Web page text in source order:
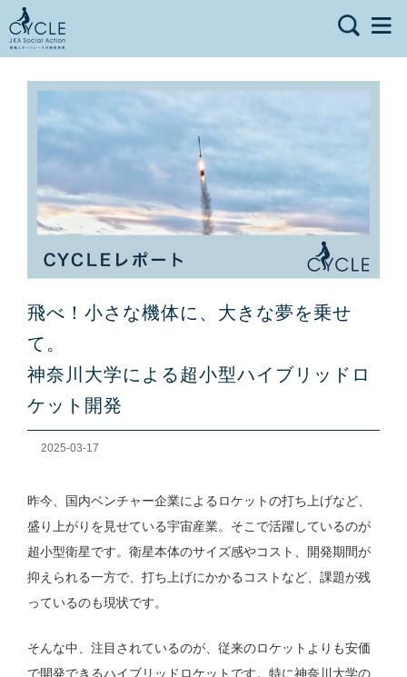
飛べ！小さな機体に、大きな夢を乗せ
て。
神奈川大学による超小型ハイブリッドロ
ケット開発
2025-03-17
昨今、国内ベンチャー企業によるロケットの打ち上げなど、
盛り上がりを見せている宇宙産業。そこで活躍しているのが
超小型衛星です。衛星本体のサイズ感やコスト、開発期間が
抑えられる一方で、打ち上げにかかるコストなど、課題が残
っているのも現状です。
そんな中、注目されているのが、従来のロケットよりも安価
で開発できるハイブリッドロケットです。特に神奈川大学の